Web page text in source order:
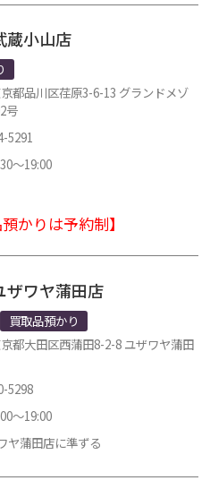
蔵小山店
都品川区荏原3-6-13 グランドメゾ
号
5291
～19:00
かりは予約制】
ザワヤ蒲田店
買取品預かり
都大田区西蒲田8-2-8 ユザワヤ蒲田
5298
～19:00
ヤ蒲田店に準ずる